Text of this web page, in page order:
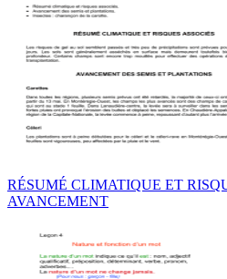
RÉSUMÉ CLIMATIQUE ET
AVANCEMENT